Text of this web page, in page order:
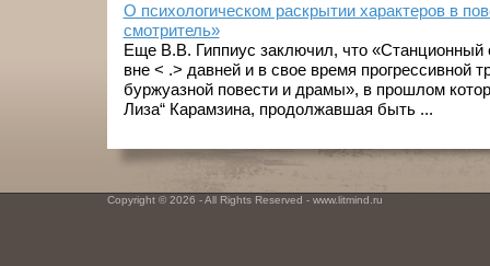
О психологическом раскрытии характеров в
смотритель»
Еще В.В. Гиппиус заключил, что «Станционный
вне < .> давней и в свое время прогрессивной
буржуазной повести и драмы», в прошлом
Лиза“ Карамзина, продолжавшая быть ...
Copyright © 2026 - All Rights Reserved - www.litmind.ru